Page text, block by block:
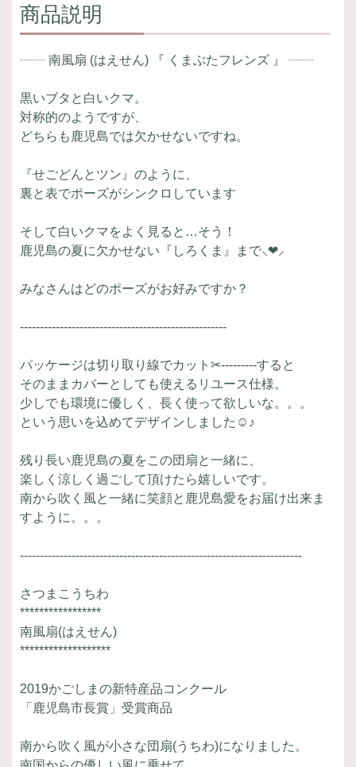
商品説明
┈┈ 南風扇 (はえせん) 『 くまぶたフレンズ 』 ┈┈
黒いブタと白いクマ。
対称的のようですが、
どちらも鹿児島では欠かせないですね。
『せごどんとツン』のように、
裏と表でポーズがシンクロしています
そして白いクマをよく見ると…そう！
鹿児島の夏に欠かせない『しろくま』まで⸜❤︎⸝‍
みなさんはどのポーズがお好みですか？
----------------------------------------------------
パッケージは切り取り線でカット✂---------すると
そのままカバーとしても使えるリユース仕様。
少しでも環境に優しく、長く使って欲しいな。。。
という思いを込めてデザインしました☺♪
残り長い鹿児島の夏をこの団扇と一緒に、
楽しく涼しく過ごして頂けたら嬉しいです。
南から吹く風と一緒に笑顔と鹿児島愛をお届け出来ま
すように。。。
-----------------------------------------------------------------------
さつまこうちわ
*****************
南風扇(はえせん)
*******************
2019かごしまの新特産品コンクール
「鹿児島市長賞」受賞商品
南から吹く風が小さな団扇(うちわ)になりました。